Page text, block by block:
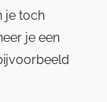
je toch
je een